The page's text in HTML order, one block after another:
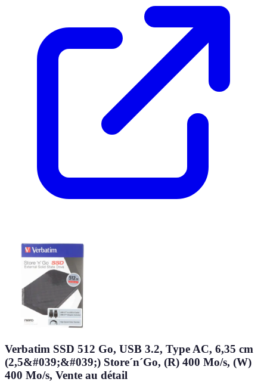
Verbatim SSD 512 Go, USB 3.2, Type AC, 6,35 cm
(2,5&#039;&#039;) Store´n´Go, (R) 400 Mo/s, (W)
400 Mo/s, Vente au détail